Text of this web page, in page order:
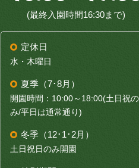
(最終入園時間16:30まで)
定休日
水・木曜日
夏季（7･8月）
開園時間：10:00～18:00(土日祝の
み/平日は通常通り)
冬季（12･1･2月）
土日祝日のみ開園